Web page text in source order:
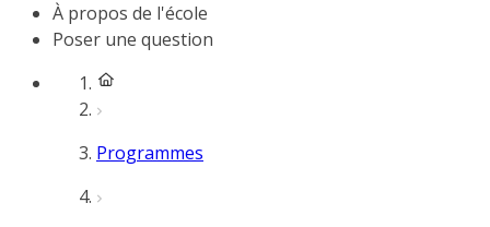
À propos de l'école
Poser une question
Programmes